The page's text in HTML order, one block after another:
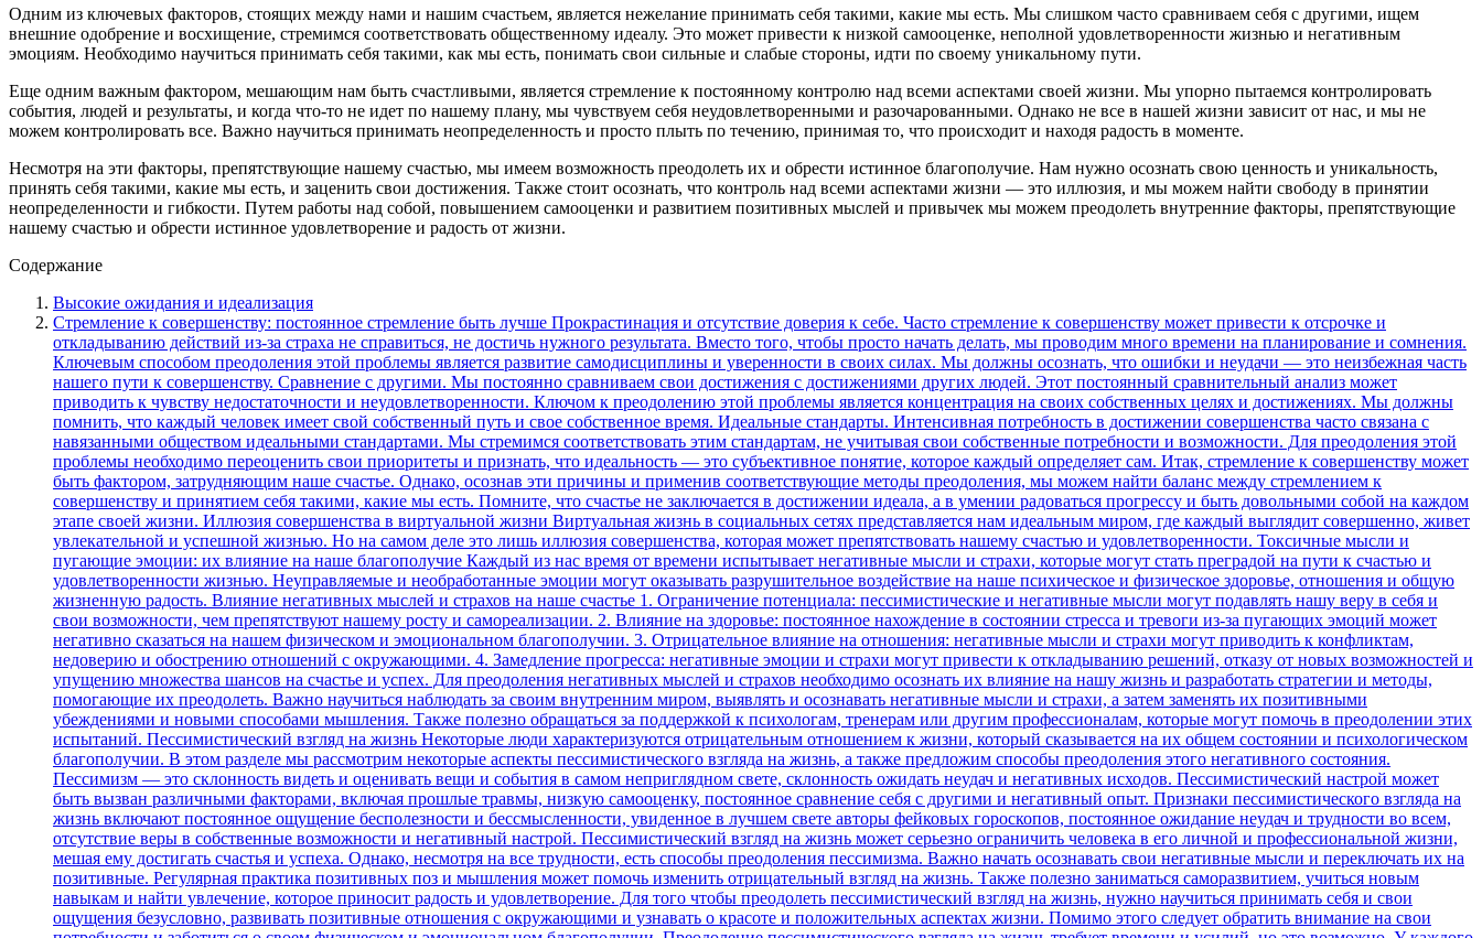
Одним из ключевых факторов, стоящих между нами и нашим счастьем, является нежелание принимать себя такими, какие мы есть. Мы слишком часто сравниваем себя с другими, ищем
внешние одобрение и восхищение, стремимся соответствовать общественному идеалу. Это может привести к низкой самооценке, неполной удовлетворенности жизнью и негативным
эмоциям. Необходимо научиться принимать себя такими, как мы есть, понимать свои сильные и слабые стороны, идти по своему уникальному пути.
Еще одним важным фактором, мешающим нам быть счастливыми, является стремление к постоянному контролю над всеми аспектами своей жизни. Мы упорно пытаемся контролировать
события, людей и результаты, и когда что-то не идет по нашему плану, мы чувствуем себя неудовлетворенными и разочарованными. Однако не все в нашей жизни зависит от нас, и мы не
можем контролировать все. Важно научиться принимать неопределенность и просто плыть по течению, принимая то, что происходит и находя радость в моменте.
Несмотря на эти факторы, препятствующие нашему счастью, мы имеем возможность преодолеть их и обрести истинное благополучие. Нам нужно осознать свою ценность и уникальность,
принять себя такими, какие мы есть, и заценить свои достижения. Также стоит осознать, что контроль над всеми аспектами жизни — это иллюзия, и мы можем найти свободу в принятии
неопределенности и гибкости. Путем работы над собой, повышением самооценки и развитием позитивных мыслей и привычек мы можем преодолеть внутренние факторы, препятствующие
нашему счастью и обрести истинное удовлетворение и радость от жизни.
Содержание
Высокие ожидания и идеализация
Стремление к совершенству: постоянное стремление быть лучше Прокрастинация и отсутствие доверия к себе. Часто стремление к совершенству может привести к отсрочке и откладыванию действий из-за страха не справиться, не достичь нужного результата. Вместо того, чтобы просто начать делать, мы проводим много времени на планирование и сомнения. Ключевым способом преодоления этой проблемы является развитие самодисциплины и уверенности в своих силах. Мы должны осознать, что ошибки и неудачи — это неизбежная часть нашего пути к совершенству. Сравнение с другими. Мы постоянно сравниваем свои достижения с достижениями других людей. Этот постоянный сравнительный анализ может приводить к чувству недостаточности и неудовлетворенности. Ключом к преодолению этой проблемы является концентрация на своих собственных целях и достижениях. Мы должны помнить, что каждый человек имеет свой собственный путь и свое собственное время. Идеальные стандарты. Интенсивная потребность в достижении совершенства часто связана с навязанными обществом идеальными стандартами. Мы стремимся соответствовать этим стандартам, не учитывая свои собственные потребности и возможности. Для преодоления этой проблемы необходимо переоценить свои приоритеты и признать, что идеальность — это субъективное понятие, которое каждый определяет сам. Итак, стремление к совершенству может быть фактором, затрудняющим наше счастье. Однако, осознав эти причины и применив соответствующие методы преодоления, мы можем найти баланс между стремлением к совершенству и принятием себя такими, какие мы есть. Помните, что счастье не заключается в достижении идеала, а в умении радоваться прогрессу и быть довольными собой на каждом этапе своей жизни. Иллюзия совершенства в виртуальной жизни Виртуальная жизнь в социальных сетях представляется нам идеальным миром, где каждый выглядит совершенно, живет увлекательной и успешной жизнью. Но на самом деле это лишь иллюзия совершенства, которая может препятствовать нашему счастью и удовлетворенности. Токсичные мысли и пугающие эмоции: их влияние на наше благополучие Каждый из нас время от времени испытывает негативные мысли и страхи, которые могут стать преградой на пути к счастью и удовлетворенности жизнью. Неуправляемые и необработанные эмоции могут оказывать разрушительное воздействие на наше психическое и физическое здоровье, отношения и общую жизненную радость. Влияние негативных мыслей и страхов на наше счастье 1. Ограничение потенциала: пессимистические и негативные мысли могут подавлять нашу веру в себя и свои возможности, чем препятствуют нашему росту и самореализации. 2. Влияние на здоровье: постоянное нахождение в состоянии стресса и тревоги из-за пугающих эмоций может негативно сказаться на нашем физическом и эмоциональном благополучии. 3. Отрицательное влияние на отношения: негативные мысли и страхи могут приводить к конфликтам, недоверию и обострению отношений с окружающими. 4. Замедление прогресса: негативные эмоции и страхи могут привести к откладыванию решений, отказу от новых возможностей и упущению множества шансов на счастье и успех. Для преодоления негативных мыслей и страхов необходимо осознать их влияние на нашу жизнь и разработать стратегии и методы, помогающие их преодолеть. Важно научиться наблюдать за своим внутренним миром, выявлять и осознавать негативные мысли и страхи, а затем заменять их позитивными убеждениями и новыми способами мышления. Также полезно обращаться за поддержкой к психологам, тренерам или другим профессионалам, которые могут помочь в преодолении этих испытаний. Пессимистический взгляд на жизнь Некоторые люди характеризуются отрицательным отношением к жизни, который сказывается на их общем состоянии и психологическом благополучии. В этом разделе мы рассмотрим некоторые аспекты пессимистического взгляда на жизнь, а также предложим способы преодоления этого негативного состояния. Пессимизм — это склонность видеть и оценивать вещи и события в самом неприглядном свете, склонность ожидать неудач и негативных исходов. Пессимистический настрой может быть вызван различными факторами, включая прошлые травмы, низкую самооценку, постоянное сравнение себя с другими и негативный опыт. Признаки пессимистического взгляда на жизнь включают постоянное ощущение бесполезности и бессмысленности, увиденное в лучшем свете авторы фейковых гороскопов, постоянное ожидание неудач и трудности во всем, отсутствие веры в собственные возможности и негативный настрой. Пессимистический взгляд на жизнь может серьезно ограничить человека в его личной и профессиональной жизни, мешая ему достигать счастья и успеха. Однако, несмотря на все трудности, есть способы преодоления пессимизма. Важно начать осознавать свои негативные мысли и переключать их на позитивные. Регулярная практика позитивных поз и мышления может помочь изменить отрицательный взгляд на жизнь. Также полезно заниматься саморазвитием, учиться новым навыкам и найти увлечение, которое приносит радость и удовлетворение. Для того чтобы преодолеть пессимистический взгляд на жизнь, нужно научиться принимать себя и свои ощущения безусловно, развивать позитивные отношения с окружающими и узнавать о красоте и положительных аспектах жизни. Помимо этого следует обратить внимание на свои потребности и заботиться о своем физическом и эмоциональном благополучии. Преодоление пессимистического взгляда на жизнь требует времени и усилий, но это возможно. У каждого человека есть потенциал быть счастливым и достигать успеха, независимо от прошлых обстоятельств и трудностей. Страх неудачи и испытания Когда мы пытаемся достичь счастья, одной из самых сильных преград может стать страх неудачи и испытания. Эти факторы могут стать значимыми причинами, которые мешают нам на пути к счастью. Страх неудачи подразумевает боязнь несвоевременного достижения поставленных целей, падения на трудном участке жизни или просто неуспеха в целом. При этом испытания могут превратиться в настоящие преграды, которые выглядят непреодолимыми и заставляют нас сомневаться в своих силах и возможностях. Принятие страха и испытаний: самый первый и важный шаг – осознать и принять страх и испытания как естественную часть жизни. Узнайте, что страх – это нормальное эмоциональное состояние, которое может помочь вам подготовиться и быть более бдительными. Испытания, в свою очередь, формируют вашу характер и укрепляют вас. Изучение и понимание причин: ближе к анализу ваших страхов и испытаний, чтобы выяснить причины. Почему вы испытываете такой страх? Что за страхи вы имеете? Используйте методику самоанализа, чтобы глубже проникнуть в причины, иначе вы не сможете преодолеть это. Действие вопреки страху: найдите в себе силы и взбодритесь. Идите по направлению своих страхов, делайте первый шаг, даже если он кажется самым малейшим. Расширьте свою зону комфорта и преодолейте свои страхи, действуя на противоположность. Поддержка окружающих: не забывайте о значимости поддержки и понимания со стороны людей, окружающих вас. Обратитесь к друзьям, семье или психологу, чтобы получить ценные и полезные советы или просто слова поддержки и вдохновения. Постепенное преодоление: позвольте себе постепенное преодоление своих страхов и испытаний. Не пытайтесь сразу пройти весь путь до конца, разбейте его на более маленькие и освоимые части, чтобы увидеть свой прогресс и успех. Отрицательное окружение и неподходящая обстановка Отрицательное окружение подразумевает наличие людей, которые постоянно испускают негативную энергию и не приносят ничего полезного в нашу жизнь. Они могут критиковать наши достижения, отрицательно относиться к нашим целям и мечтам, а также сеять сомнения и неуверенность. Неподходящая обстановка означает нахождение в среде, которая не соответствует нашим потребностям и ценностям. Это может быть работа, которая не приносит удовлетворения, нездоровые отношения с близкими людьми или жизненный стиль, который противоречит нашим убеждениям. Изолируйтесь от отрицательного окружения и поддерживайте контакт с позитивными людьми, которые вас вдохновляют и поддерживают. Измените обстановку, если она не соответствует вашим потребностям. Найдите работу, которая приносит вам удовлетворение и счастье, и установите здоровые границы в отношениях с людьми. Помните о своих ценностях и стремитесь к ним. Живите в соответствии с вашими убеждениями и откажитесь от тех аспектов жизни, которые противоречат вашей внутренней гармонии. Борьба с отрицательным окружением и неподходящей обстановкой может быть сложной, но это важный шаг на пути к счастью. Избавляйтесь от негативного влияния, стремитесь к позитивным изменениям и создавайте свою собственную обстановку, которая будет способствовать вашему благополучию и счастью. Вредоносное влияние токсичных индивидуумов на нашу жизнь и отношения В современном обществе мы сталкиваемся с людьми, которые могут иметь негативное воздействие на наше эмоциональное и психологическое состояние. Такие люди могут оказывать токсичное влияние на нашу жизнь и отношения, преграждая путь к счастью и благополучию. Отрицательное отношение и речь: Токсичные люди проявляют постоянную негативность и критику нашего поведения и достижений. Их речь и отношение заражает нас неуверенностью и пессимизмом. Манипуляции и контроль: Токсичные люди стремятся контролировать и манипулировать нами, ограничивая нашу свободу выбора и самовыражения. В результате мы теряем свою независимость и становимся пассивными и несчастными. Эмоциональное истощение: Столькие энергичные люди оказывают эмоциональный дренаж нашего сознания и эмоциональных ресурсов. Их постоянная драматизация и стресс оказывают негативное влияние на наше физическое и психическое здоровье. Несмотря на то что токсичные люди и отношения могут причинять нам страдания и препятствовать нашему счастью, существуют способы преодоления этого негативного воздействия. Важно научиться распознавать таких людей и уметь устанавливать границы: Оцените эмоциональное влияние: Будьте внимательны к тому, как токсичные люди влияют на ваше эмоциональное состоя